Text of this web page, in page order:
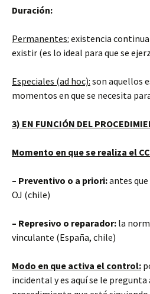
Duración:
Permanentes: existencia continua
existir (es lo ideal para que se
Especiales (ad hoc): son aquellos
momentos en que se necesita
3) EN FUNCIÓN DEL
Momento en que se realiza el CC
– Preventivo o a priori:antes
OJ (chile)
– Represivo o reparador: la
vinculante (España, chile)
Modo en que activa el control:
incidental y es aquí se le